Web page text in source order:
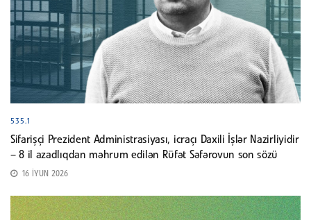
535.1
Sifarişçi Prezident Administrasiyası, icraçı Daxili İşlər Nazirliyidir
– 8 il azadlıqdan məhrum edilən Rüfət Səfərovun son sözü
16 İYUN 2026